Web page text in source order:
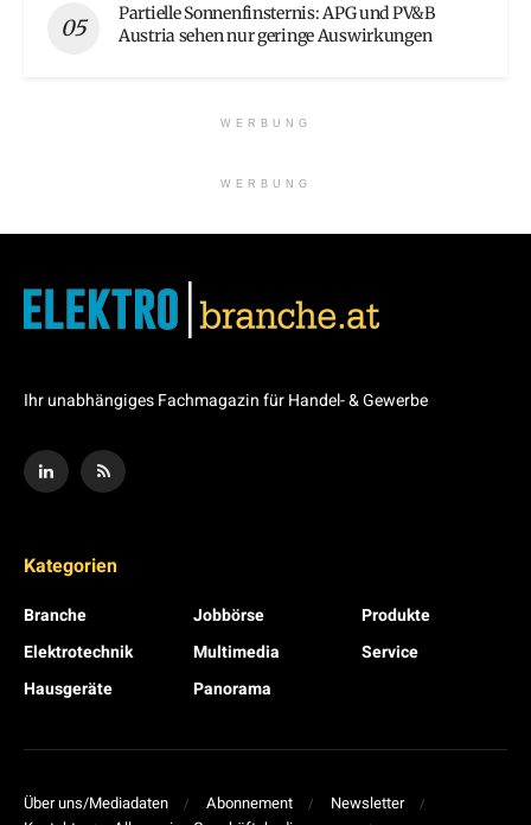
Partielle Sonnenfinsternis: APG und PV&B
Austria sehen nur geringe Auswirkungen
WERBUNG
WERBUNG
Ihr unabhängiges Fachmagazin für Handel- & Gewerbe
Kategorien
Branche
Elektrotechnik
Hausgeräte
Jobbörse
Multimedia
Panorama
Produkte
Service
Über uns/Mediadaten Abonnement
Newsletter